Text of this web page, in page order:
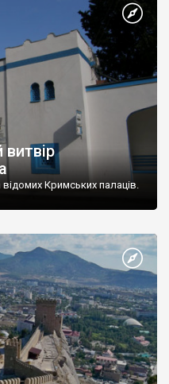
Кримських палаців.